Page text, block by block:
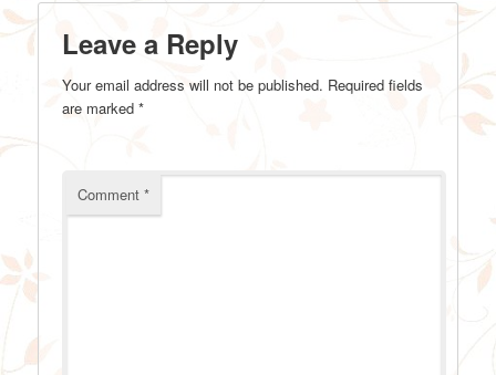
Leave a Reply
Your email address will not be published. Required fields
are marked*
Comment*